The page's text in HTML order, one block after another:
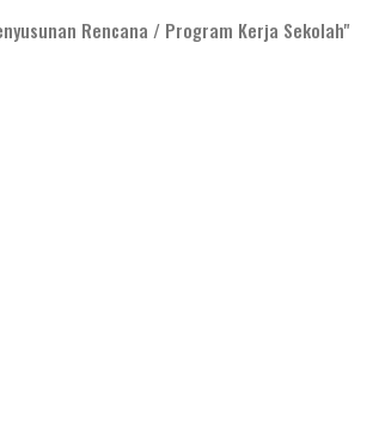
Rencana / Program Kerja Sekolah"